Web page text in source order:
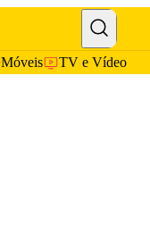
Móveis TV e Vídeo